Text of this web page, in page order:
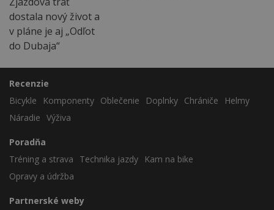
Recenzie
Bicykle
Komponenty Oblečenie Doplnky Chrániče
Helmy
Náradie Výživa
Poradňa
Tréning a strava
Technika jazdy
Kam na bike
Opravy a údržba
Partnerské weby